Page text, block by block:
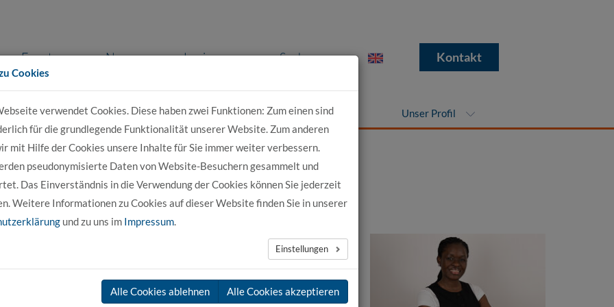
Events News Login Suche Kontakt
Bewerber Für Studierende Für Unternehmen Unser Profil
Cookies
verwendet Cookies. Diese haben zwei Funktionen: Zum einen sind
für die grundlegende Funktionalität unserer Website. Zum anderen
mit Hilfe der Cookies unsere Inhalte für Sie immer weiter verbessern.
pseudonymisierte Daten von Website-Besuchern gesammelt und
Das Einverständnis in die Verwendung der Cookies können Sie jederzeit
Weitere Informationen zu Cookies auf dieser Website finden Sie in unserer
und zu uns im Impressum.
Einstellungen
Alle Cookies ablehnen Alle Cookies akzeptieren